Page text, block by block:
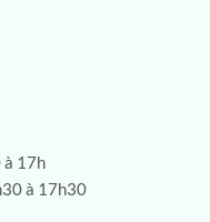
à 17h
à 17h30